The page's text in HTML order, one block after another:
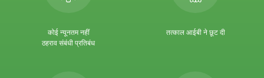
कोई न्यूनतम नहीं
ठहराव संबंधी प्रतिबंध
तत्काल आईबी ने छूट दी